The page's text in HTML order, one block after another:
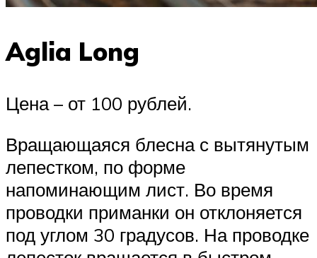
Aglia Long
Цена – от 100 рублей.
Вращающаяся блесна с вытянутым
лепестком, по форме
напоминающим лист. Во время
проводки приманки он отклоняется
под углом 30 градусов. На проводке